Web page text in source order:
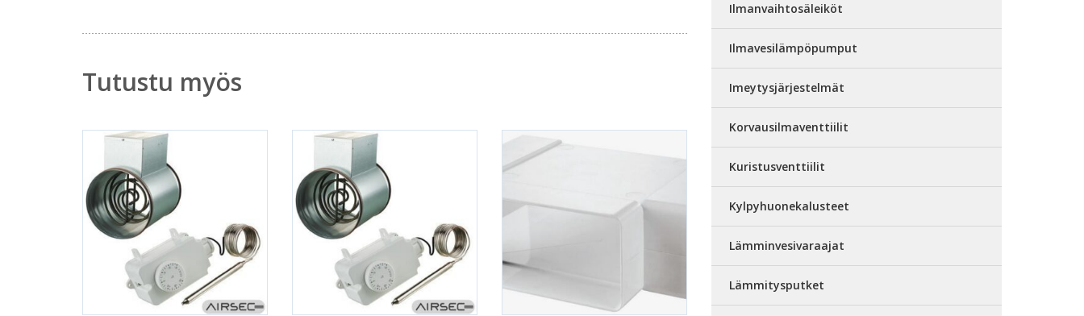
Tutustu myös
Ilmanvaihtosäleiköt
Ilmavesilämpöpumput
Imeytysjärjestelmät
Korvausilmaventtiilit
Kuristusventtiilit
Kylpyhuonekalusteet
Lämminvesivaraajat
Lämmitysputket